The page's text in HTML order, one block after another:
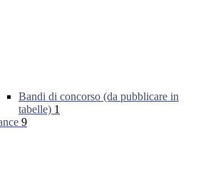
Bandi di concorso (da pubblicare in
tabelle) 1
9